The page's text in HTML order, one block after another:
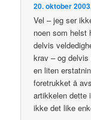
20. oktober
Vel – jeg ser
noen som helst
delvis
krav – og delvis
en liten
foretrukket å
artikkelen dette
ikke det like